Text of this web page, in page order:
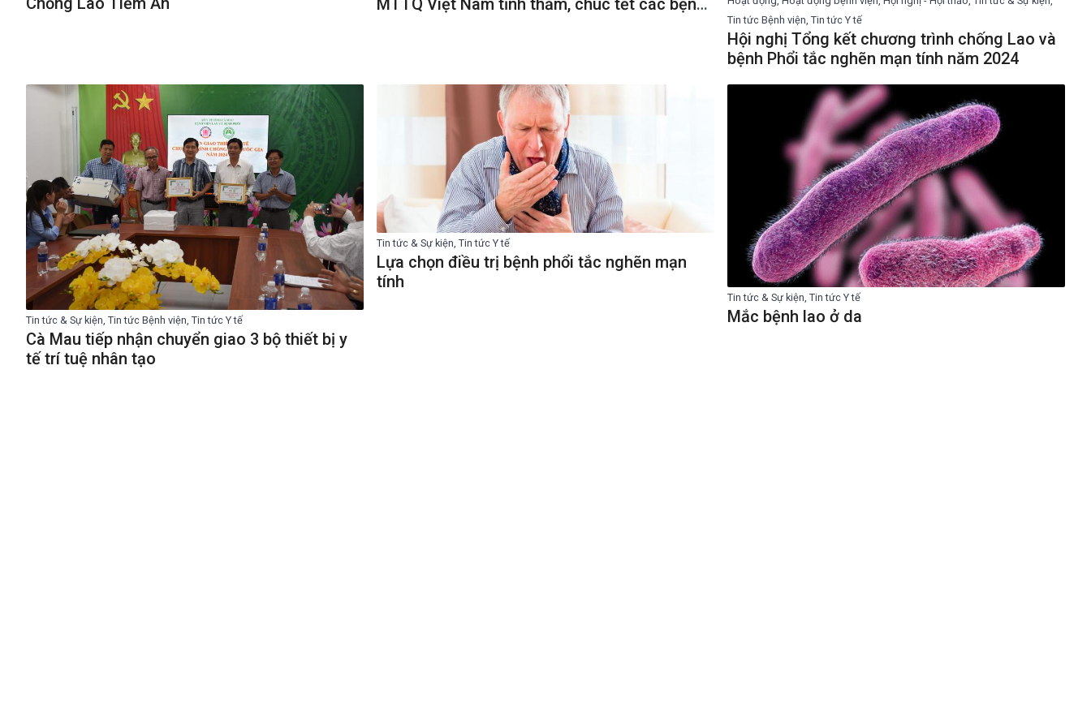
MTTQ Việt Nam tỉnh thăm, chúc tết các bệnh
Tin tức Bệnh viện, Tin tức Y tế
Hội nghị Tổng kết chương trình chống Lao và
bệnh Phổi tắc nghẽn mạn tính năm 2024
Tin tức & Sự kiện, Tin tức Bệnh viện, Tin tức Y tế
Cà Mau tiếp nhận chuyển giao 3 bộ thiết bị y
tế trí tuệ nhân tạo
Tin tức & Sự kiện, Tin tức Y tế
Lựa chọn điều trị bệnh phổi tắc nghẽn mạn
tính
Tin tức & Sự kiện, Tin tức Y tế
Mắc bệnh lao ở da